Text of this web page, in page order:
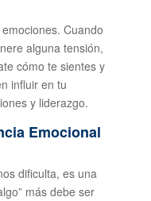
Cuando
alguna tensión,
cómo te sientes y
influir en tu
y liderazgo.
Emocional
dificulta, es una
más debe ser